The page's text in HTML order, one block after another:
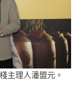
主理人潘盟元。